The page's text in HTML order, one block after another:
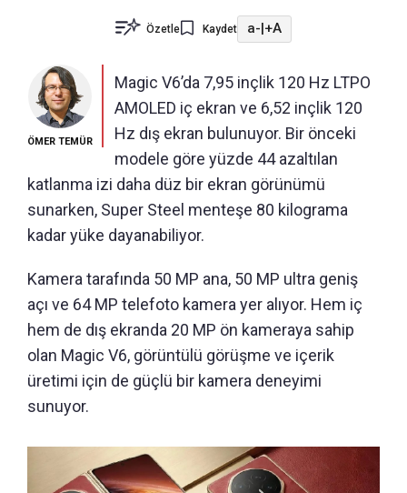
Özetle Kaydet a-|+A
ÖMER TEMÜR
Magic V6’da 7,95 inçlik 120 Hz LTPO
AMOLED iç ekran ve 6,52 inçlik 120
Hz dış ekran bulunuyor. Bir önceki
modele göre yüzde 44 azaltılan
katlanma izi daha düz bir ekran görünümü
sunarken, Super Steel menteşe 80 kilograma
kadar yüke dayanabiliyor.
Kamera tarafında 50 MP ana, 50 MP ultra geniş
açı ve 64 MP telefoto kamera yer alıyor. Hem iç
hem de dış ekranda 20 MP ön kameraya sahip
olan Magic V6, görüntülü görüşme ve içerik
üretimi için de güçlü bir kamera deneyimi
sunuyor.